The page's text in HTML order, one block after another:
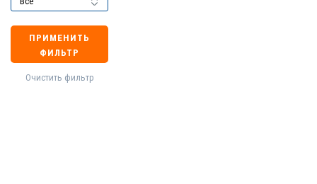
ПРИМЕНИТЬ
ФИЛЬТР
Очистить фильтр